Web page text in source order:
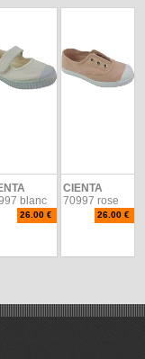
blanc
26.00 €
CIENTA
70997 rose
26.00 €